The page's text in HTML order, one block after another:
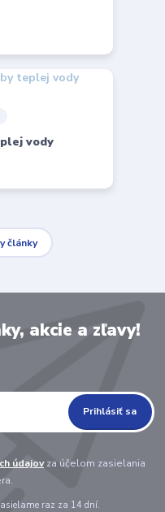
vody
články
akcie a zľavy!
Prihlásiť sa
údajovza účelom zasielania
raz za 14 dní.